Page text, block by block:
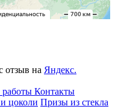
отзыв на Яндекс.
Контакты
цоколи Призы из стекла